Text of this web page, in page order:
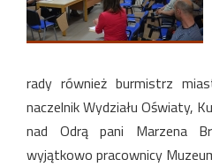
rady również burmistrz
naczelnik Wydziału Oświaty,
nad Odrą pani Marzena
wyjątkowo pracownicy